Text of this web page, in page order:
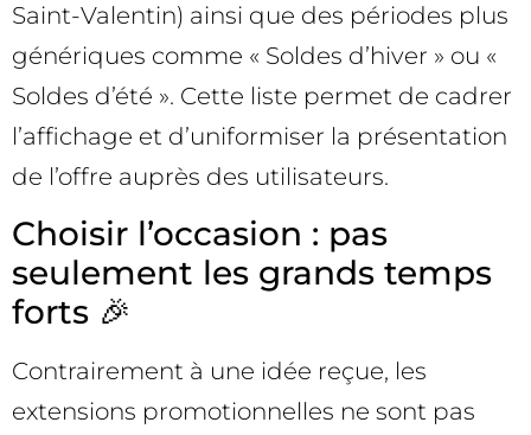
Saint-Valentin) ainsi que des périodes plus
génériques comme « Soldes d’hiver » ou «
Soldes d’été ». Cette liste permet de cadrer
l’affichage et d’uniformiser la présentation
de l’offre auprès des utilisateurs.
Choisir l’occasion : pas
seulement les grands temps
forts 🎉
Contrairement à une idée reçue, les
extensions promotionnelles ne sont pas